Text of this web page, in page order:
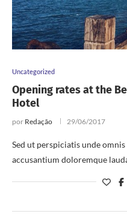
Uncategorized
Opening rates at the
Hotel
por Redação 29/06/2017
Sed ut perspiciatis unde
accusantium doloremque